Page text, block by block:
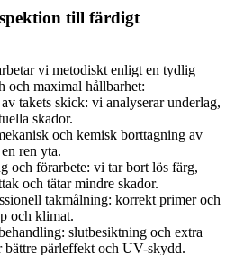
till färdigt
vi metodiskt enligt en tydlig
och maximal hållbarhet:
takets skick: vi analyserar underlag,
skador.
och kemisk borttagning av
ren yta.
och förarbete: vi tar bort lös färg,
och tätar mindre skador.
takmålning: korrekt primer och
och klimat.
slutbesiktning och extra
pärleffekt och UV-skydd.